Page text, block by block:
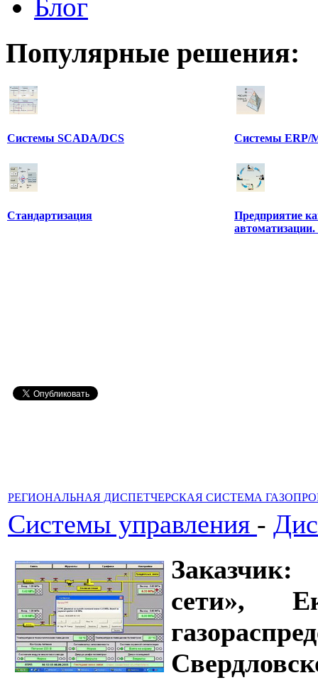
Блог
Популярные решения:
Системы SCADA/DCS Системы ERP/
Стандартизация
Предприятие
РЕГИОНАЛЬНАЯ ДИСПЕТЧЕРСКАЯ СИСТЕМА
Системы управления -
Заказчик:
сети»,